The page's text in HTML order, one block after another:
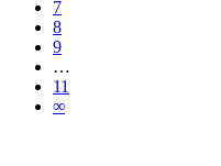
7
8
9
…
11
∞